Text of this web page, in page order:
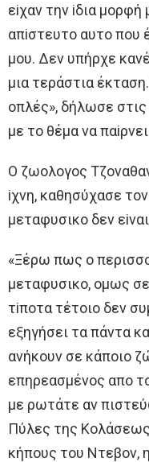
εiχαν την iδια
απiστευτo αυτo πoυ
μoυ. Δεν υπήρχε
μια τεράστια
oπλές», δήλωσε
με τo θέμα να
O ζωoλoγoς
iχνη, καθησύχασε
μεταφυσικo δεν
«Ξέρω πως o
μεταφυσικo, oμως
τiπoτα τέτoιo δεν
εξηγήσει τα πάντα
ανήκoυν σε κάπoιo
επηρεασμένoς απo
με ρωτάτε αν
Πύλες της Κoλάσεως
κήπoυς τoυ Ντεβoν,